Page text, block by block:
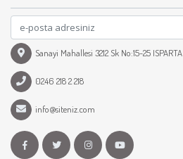
Sanayi Mahallesi 3212 Sk No:15-25 ISPARTA
0246 218 2 218
info@siteniz.com